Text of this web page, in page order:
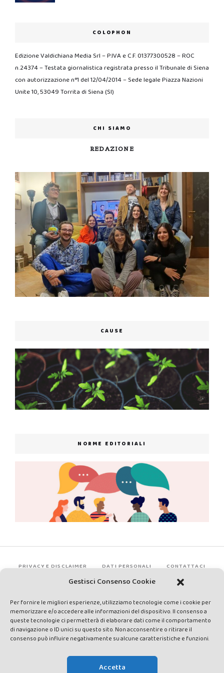
Gestisci Consenso Cookie
Per fornire le migliori esperienze, utilizziamo tecnologie come i cookie per
memorizzare e/o accedere alle informazioni del dispositivo. Il consenso a
queste tecnologie ci permetterà di elaborare dati come il comportamento
di navigazione o ID unici su questo sito. Non acconsentire o ritirare il
consenso può influire negativamente su alcune caratteristiche e funzioni.
Accetta
COLOPHON
Edizione Valdichiana Media Srl – P.IVA e C.F. 01377300528 – ROC
n.24374 – Testata giornalistica registrata presso il Tribunale di Siena
con autorizzazione n°1 del 12/04/2014 – Sede legale Piazza Nazioni
Unite 10, 53049 Torrita di Siena (SI)
CHI SIAMO
REDAZIONE
CAUSE
NORME EDITORIALI
PRIVACY E DISCLAIMER DATI PERSONALI CONTATTACI
rights reserved - Testata registrata presso il Tribunale di Siena con
autorizzazione n°1 del 12/04/2014 - Direttrice Responsabile: Chiara